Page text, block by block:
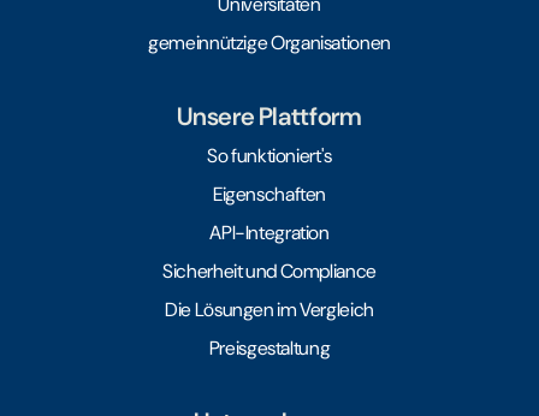
gemeinnützige Organisationen
Unsere Plattform
So funktioniert's
Eigenschaften
API-Integration
Sicherheit und Compliance
Die Lösungen im Vergleich
Preisgestaltung